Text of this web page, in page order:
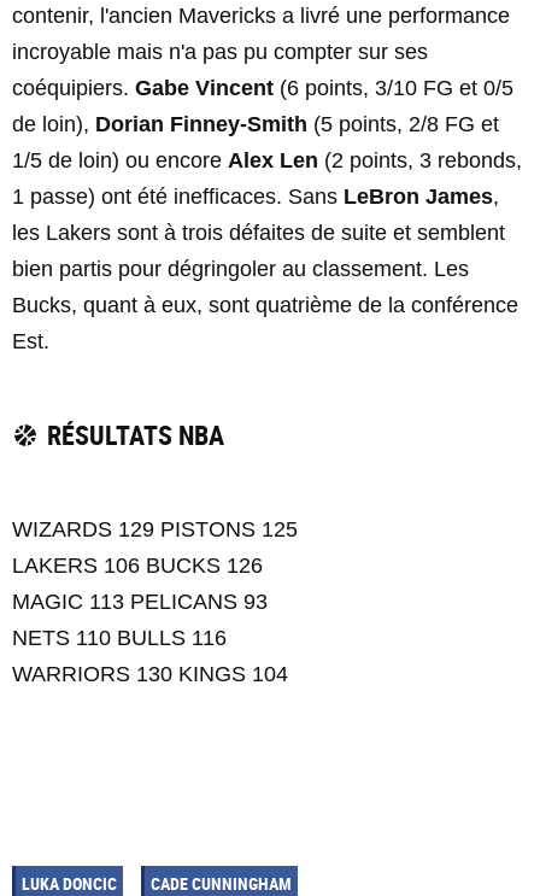
contenir, l'ancien Mavericks a livré une performance
incroyable mais n'a pas pu compter sur ses
coéquipiers. Gabe Vincent (6 points, 3/10 FG et 0/5
de loin), Dorian Finney-Smith (5 points, 2/8 FG et
1/5 de loin) ou encore Alex Len (2 points, 3 rebonds,
1 passe) ont été inefficaces. Sans LeBron James,
les Lakers sont à trois défaites de suite et semblent
bien partis pour dégringoler au classement. Les
Bucks, quant à eux, sont quatrième de la conférence
Est.
RÉSULTATS NBA
WIZARDS 129 PISTONS 125
LAKERS 106 BUCKS 126
MAGIC 113 PELICANS 93
NETS 110 BULLS 116
WARRIORS 130 KINGS 104
LUKA DONCIC CADE CUNNINGHAM